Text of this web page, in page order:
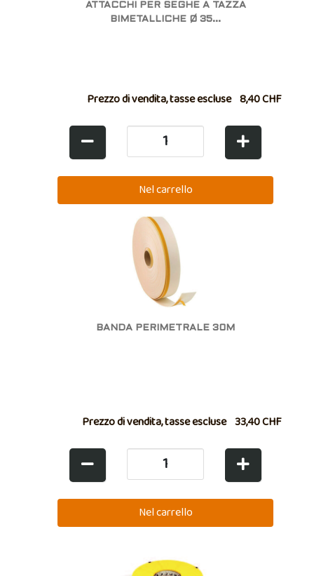
ATTACCHI PER SEGHE A TAZZA
BIMETALLICHE Ø 35...
Prezzo di vendita, tasse escluse 8,40 CHF
BANDA PERIMETRALE 30M
Prezzo di vendita, tasse escluse 33,40 CHF